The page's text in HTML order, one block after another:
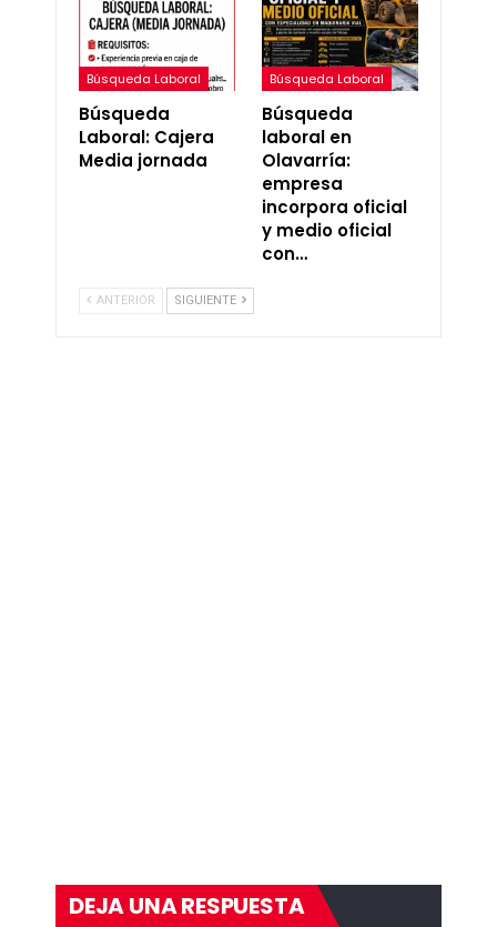
Búsqueda Laboral
Búsqueda
Laboral: Cajera
Media jornada
Búsqueda Laboral
Búsqueda
laboral en
Olavarría:
empresa
incorpora oficial
y medio oficial
con…
ANTERIOR SIGUIENTE
DEJA UNA RESPUESTA